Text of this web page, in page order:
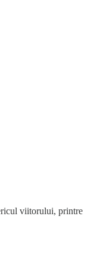
viitorului, printre